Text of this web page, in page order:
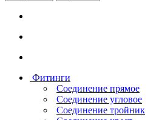
Фитинги
Соединение прямое
Соединение угловое
Соединение тройник